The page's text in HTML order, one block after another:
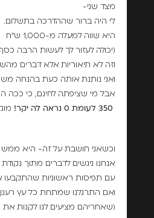
מצד שני-
לי היה ברור שההדרכה בתשלום.
היא שווה למעלה מ-1,000 ש"ח
(יכולה לעזור לך לעשות הרבה
וזה לא תיאוריות אלא דברים
ואני נותנת אותה כעת בהנחה משמעותית-
אבל מי שציפתה לחינם, כי ככה
350 לעומת 0 נראה לה יקר!
וכשאני חושבת על זה- היא ממש
אנחנו ניגשים לדברים מתוך
עם תפיסות ראשוניות שהתקבעו
ואם התרגלנו שמתחת כל עץ רענן
(שאחריהם מציעים לנו לקנות